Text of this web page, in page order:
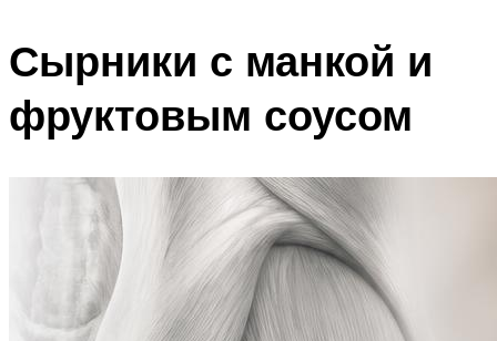
Сырники с манкой и
фруктовым соусом